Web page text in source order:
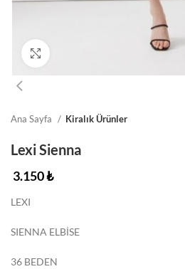
Ana Sayfa Kiralık Ürünler
Lexi Sienna
3.150₺
LEXI
SIENNA ELBİSE
36 BEDEN